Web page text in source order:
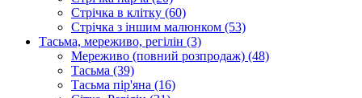
Стрічка в клітку (60)
Стрічка з іншим малюнком (53)
Тасьма, мереживо, регілін (3)
Мереживо (повний розпродаж) (48)
Тасьма (39)
Тасьма пір'яна (16)